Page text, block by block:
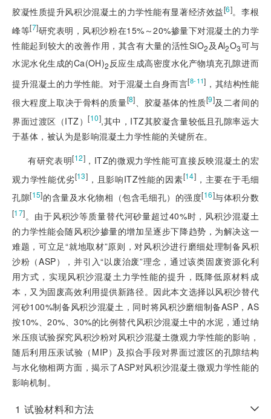
胶凝性质提升风积沙混凝土的力学性能有显著经济效益[6]。李根
峰等[7]研究表明，风积沙粉在15%～20%掺量下对混凝土的力学
性能起到较大的改善作用，其含有大量的活性SiO2及Al2O3可与
水泥水化生成的Ca(OH)2 反应生成高密度水化产物填充孔隙进而
提升混凝土的力学性能。对于混凝土自身而言[8-11] ，其结构性能
很大程度上取决于骨料的质量[8] 、胶凝基体的性质[9]及二者间的
界面过渡区（ITZ）[10],其中，ITZ其胶凝含量较低且孔隙率远大
于基体，被认为是影响混凝土力学性能的关键所在。
有研究表明[12]，ITZ的微观力学性能可直接反映混凝土的宏
观力学性能优劣[13] ，且影响ITZ性能的因素[14] ，主要在于毛细
孔隙[15]的含量及水化物相（包含毛细孔）的强度[16]与体积分数
[17]。由于风积沙等质量替代河砂量超过40%时，风积沙混凝土
的力学性能会随风积沙掺量的增加呈逐步下降趋势，为解决这一
难题，可立足“就地取材”原则，对风积沙进行磨细处理制备风积
沙粉（ASP），并引入“以废治废”理念，通过该类固废资源化利
用方式，实现风积沙混凝土力学性能的提升，既降低原材料成
本，又为固废高效利用提供新路径。因此本文选择以风积沙替代
河砂100%制备风积沙混凝土，同时将风积沙磨细制备ASP，AS
按10%、20%、30%的比例替代风积沙混凝土中的水泥，通过纳
米压痕试验探究风积沙粉对风积沙混凝土微观力学性能的影响，
随后利用压汞试验（MIP）及拟合手段对界面过渡区的孔隙结构
与水化物相两方面，揭示了ASP对风积沙混凝土微观力学性能的
影响机制。
1 试验材料和方法